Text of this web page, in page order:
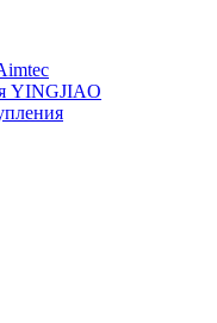
YINGJIAO